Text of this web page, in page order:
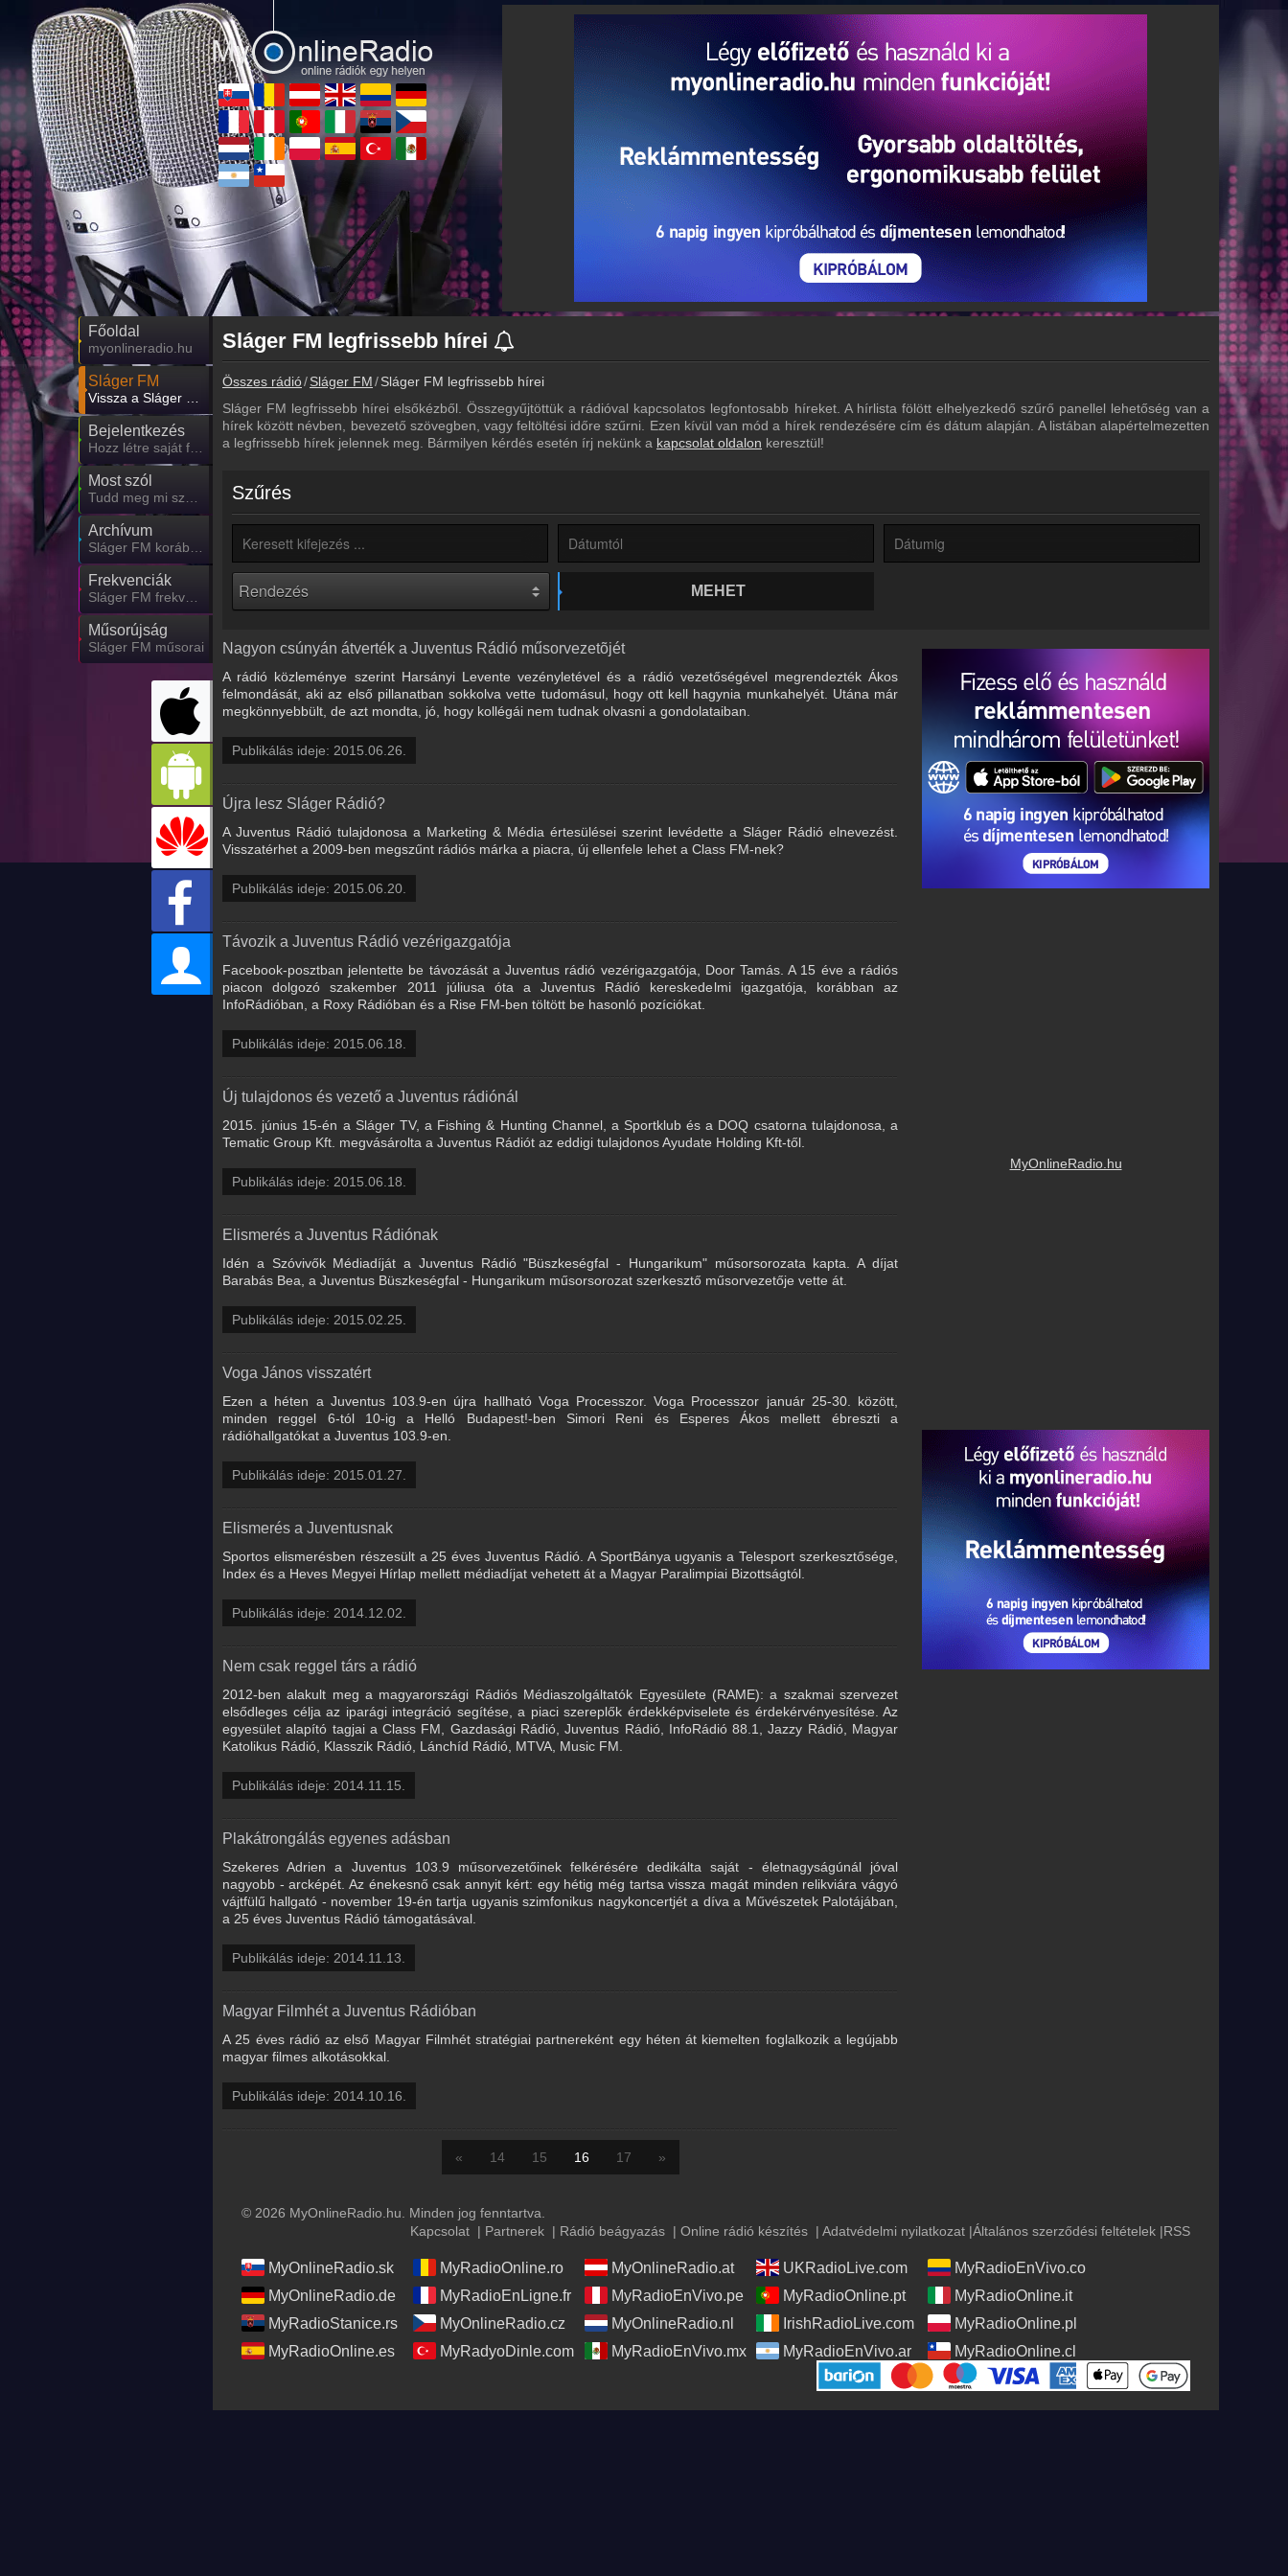
Főoldal
myonlineradio.hu
Sláger FM
Bejelentkezés
Most szól
Archívum
Frekvenciák
Műsorújság
Sláger FM műsorai
Sláger FM legfrissebb hírei
Összes rádió Sláger FM
Sláger FM legfrissebb hírei
Sláger FM legfrissebb hírei elsőkézből. Összegyűjtöttük a rádióval kapcsolatos legfontosabb híreket. A hírlista fölött elhelyezkedő szűrő panellel lehetőség van a
hírek között névben, bevezető szövegben, vagy feltöltési időre szűrni. Ezen kívül van mód a hírek rendezésére cím és dátum alapján. A listában alapértelmezetten
a legfrissebb hírek jelennek meg. Bármilyen kérdés esetén írj nekünk a kapcsolat oldalon keresztül!
Szűrés
MEHET
MyOnlineRadio.hu
Nagyon csúnyán átverték a Juventus Rádió műsorvezetõjét
A rádió közleménye szerint Harsányi Levente vezényletével és a rádió vezetőségével megrendezték Ákos
felmondását, aki az első pillanatban sokkolva vette tudomásul, hogy ott kell hagynia munkahelyét. Utána már
megkönnyebbült, de azt mondta, jó, hogy kollégái nem tudnak olvasni a gondolataiban.
Publikálás ideje: 2015.06.26.
Újra lesz Sláger Rádió?
A Juventus Rádió tulajdonosa a Marketing & Média értesülései szerint levédette a Sláger Rádió elnevezést.
Visszatérhet a 2009-ben megszűnt rádiós márka a piacra, új ellenfele lehet a Class FM-nek?
Publikálás ideje: 2015.06.20.
Távozik a Juventus Rádió vezérigazgatója
Facebook-posztban jelentette be távozását a Juventus rádió vezérigazgatója, Door Tamás. A 15 éve a rádiós
piacon dolgozó szakember 2011 júliusa óta a Juventus Rádió kereskedelmi igazgatója, korábban az
InfoRádióban, a Roxy Rádióban és a Rise FM-ben töltött be hasonló pozíciókat.
Publikálás ideje: 2015.06.18.
Új tulajdonos és vezető a Juventus rádiónál
2015. június 15-én a Sláger TV, a Fishing & Hunting Channel, a Sportklub és a DOQ csatorna tulajdonosa, a
Tematic Group Kft. megvásárolta a Juventus Rádiót az eddigi tulajdonos Ayudate Holding Kft-től.
Publikálás ideje: 2015.06.18.
Elismerés a Juventus Rádiónak
Idén a Szóvivők Médiadíját a Juventus Rádió "Büszkeségfal - Hungarikum" műsorsorozata kapta. A díjat
Barabás Bea, a Juventus Büszkeségfal - Hungarikum műsorsorozat szerkesztő műsorvezetője vette át.
Publikálás ideje: 2015.02.25.
Voga János visszatért
Ezen a héten a Juventus 103.9-en újra hallható Voga Processzor. Voga Processzor január 25-30. között,
minden reggel 6-tól 10-ig a Helló Budapest!-ben Simori Reni és Esperes Ákos mellett ébreszti a
rádióhallgatókat a Juventus 103.9-en.
Publikálás ideje: 2015.01.27.
Elismerés a Juventusnak
Sportos elismerésben részesült a 25 éves Juventus Rádió. A SportBánya ugyanis a Telesport szerkesztősége,
Index és a Heves Megyei Hírlap mellett médiadíjat vehetett át a Magyar Paralimpiai Bizottságtól.
Publikálás ideje: 2014.12.02.
Nem csak reggel társ a rádió
2012-ben alakult meg a magyarországi Rádiós Médiaszolgáltatók Egyesülete (RAME): a szakmai szervezet
elsődleges célja az iparági integráció segítése, a piaci szereplők érdekképviselete és érdekérvényesítése. Az
egyesület alapító tagjai a Class FM, Gazdasági Rádió, Juventus Rádió, InfoRádió 88.1, Jazzy Rádió, Magyar
Katolikus Rádió, Klasszik Rádió, Lánchíd Rádió, MTVA, Music FM.
Publikálás ideje: 2014.11.15.
Plakátrongálás egyenes adásban
Szekeres Adrien a Juventus 103.9 műsorvezetőinek felkérésére dedikálta saját - életnagyságúnál jóval
nagyobb - arcképét. Az énekesnő csak annyit kért: egy hétig még tartsa vissza magát minden relikviára vágyó
vájtfülű hallgató - november 19-én tartja ugyanis szimfonikus nagykoncertjét a díva a Művészetek Palotájában,
a 25 éves Juventus Rádió támogatásával.
Publikálás ideje: 2014.11.13.
Magyar Filmhét a Juventus Rádióban
A 25 éves rádió az első Magyar Filmhét stratégiai partnereként egy héten át kiemelten foglalkozik a legújabb
magyar filmes alkotásokkal.
Publikálás ideje: 2014.10.16.
« 14 15 16 17 »
© 2026 MyOnlineRadio.hu. Minden jog fenntartva.
Kapcsolat | Partnerek | Rádió beágyazás | Online rádió készítés | Adatvédelmi nyilatkozat |Általános szerződési feltételek |RSS
MyOnlineRadio.sk MyRadioOnline.ro MyOnlineRadio.at UKRadioLive.com
MyRadioEnVivo.co
MyOnlineRadio.de
MyRadioEnLigne.fr MyRadioEnVivo.pe MyRadioOnline.pt
MyRadioOnline.it
MyRadioStanice.rs
MyOnlineRadio.cz MyOnlineRadio.nl IrishRadioLive.com
MyRadioOnline.pl
MyRadioOnline.es
MyRadyoDinle.com MyRadioEnVivo.mx MyRadioEnVivo.ar MyRadioOnline.cl